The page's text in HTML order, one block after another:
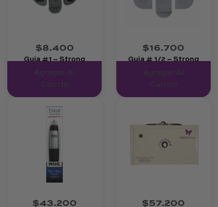
$8.400
Guia #1 – Strong
Agregar Al
Carrito
$16.700
Guia # 1/2 – Strong
Agregar Al
Carrito
$43.200 $57.200